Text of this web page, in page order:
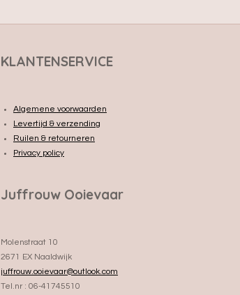
KLANTENSERVICE
Algemene voorwaarden
Levertijd & verzending
Ruilen & retourneren
Privacy policy
Juffrouw Ooievaar
Molenstraat 10
2671 EX Naaldwijk
juffrouw.ooievaar@outlook.com
Tel.nr : 06-41745510